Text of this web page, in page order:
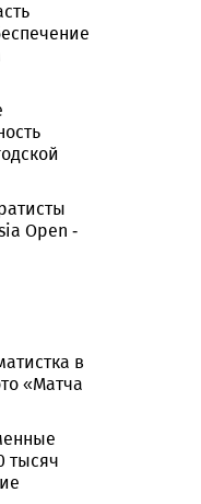
Open -
в
«Матча
тысяч